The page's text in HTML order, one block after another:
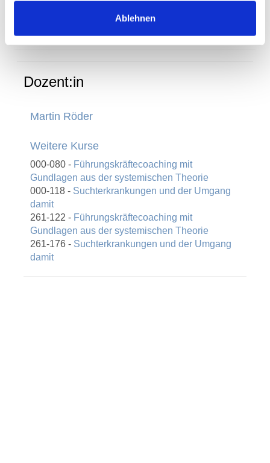
Ablehnen
Dozent:in
Martin Röder
Weitere Kurse
000-080 - Führungskräftecoaching mit
Gundlagen aus der systemischen Theorie
000-118 - Suchterkrankungen und der Umgang
damit
261-122 - Führungskräftecoaching mit
Gundlagen aus der systemischen Theorie
261-176 - Suchterkrankungen und der Umgang
damit